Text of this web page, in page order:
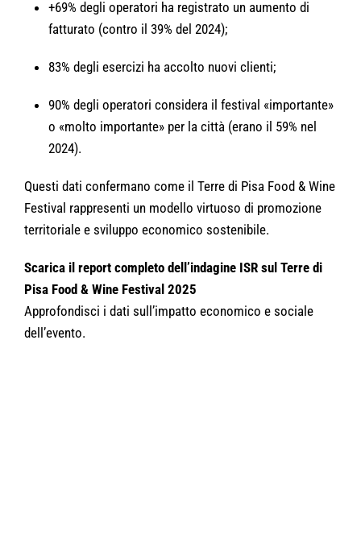
+69% degli operatori ha registrato un aumento di
fatturato (contro il 39% del 2024);
83% degli esercizi ha accolto nuovi clienti;
90% degli operatori considera il festival «importante»
o «molto importante» per la città (erano il 59% nel
2024).
Questi dati confermano come il Terre di Pisa Food & Wine
Festival rappresenti un modello virtuoso di promozione
territoriale e sviluppo economico sostenibile.
Scarica il report completo dell’indagine ISR sul Terre di
Pisa Food & Wine Festival 2025
Approfondisci i dati sull’impatto economico e sociale
dell’evento.